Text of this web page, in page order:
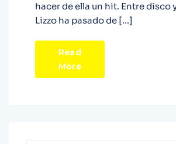
hacer de ella un hit. Entre disco
Lizzo ha pasado de […]
Read
More